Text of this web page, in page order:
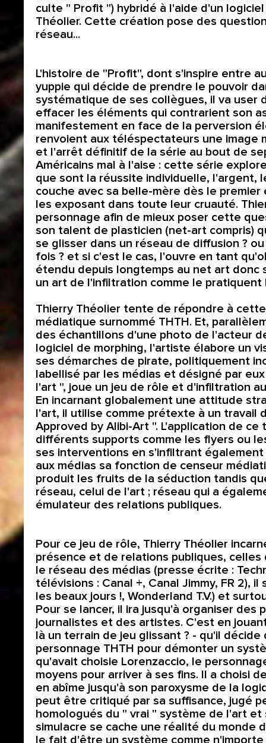
culte " Profit ") hybridé à l'aide d'un
Théolier. Cette création pose des
réseau...
L'histoire de "Profit", dont s'inspire entre
yuppie qui décide de prendre le pouvoir
systématique de ses collègues, il va user
effacer les éléments qui contrarient son
manifestement en face de la perversion
renvoient aux téléspectateurs une image
et l'arrêt définitif de la série au bout de
Américains mal à l'aise : cette série
que sont la réussite individuelle, l'argent,
couche avec sa belle-mère dès le
les exposant dans toute leur cruauté.
personnage afin de mieux poser cette
son talent de plasticien (net-art compris)
se glisser dans un réseau de diffusion ?
fois ? et si c'est le cas, l'ouvre en tant
étendu depuis longtemps au net art donc
un art de l'infiltration comme le
Thierry Théolier tente de répondre à
médiatique surnommé THTH. Et,
des échantillons d'une photo de l'acteur
logiciel de morphing, l'artiste élabore un
ses démarches de pirate, politiquement
labellisé par les médias et désigné par
l'art ", joue un jeu de rôle et d'infiltration
En incarnant globalement une attitude
l'art, il utilise comme prétexte à un travail
Approved by Alibi-Art ". L'application de
différents supports comme les flyers ou
ses interventions en s'infiltrant
aux médias sa fonction de censeur
produit les fruits de la séduction tandis
réseau, celui de l'art ; réseau qui a
émulateur des relations publiques.
Pour ce jeu de rôle, Thierry Théolier
présence et de relations publiques,
le réseau des médias (presse écrite :
télévisions : Canal +, Canal Jimmy, FR 2),
les beaux jours !, Wonderland T.V.) et
Pour se lancer, il ira jusqu'à organiser
journalistes et des artistes. C'est en
là un terrain de jeu glissant ? - qu'il
personnage THTH pour démonter un
qu'avait choisie Lorenzaccio, le
moyens pour arriver à ses fins. Il a choisi
en abîme jusqu'à son paroxysme de la
peut être critiqué par sa suffisance, jugé
homologués du " vrai " système de l'art
simulacre se cache une réalité du monde
le fait d'être un système comme